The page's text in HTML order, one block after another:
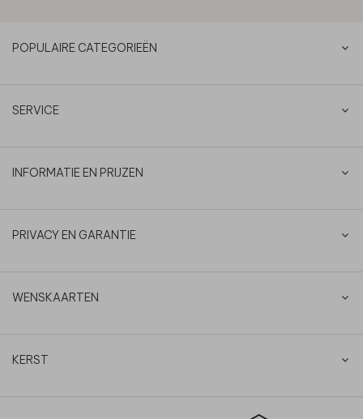
POPULAIRE CATEGORIEËN
SERVICE
INFORMATIE EN PRIJZEN
PRIVACY EN GARANTIE
WENSKAARTEN
KERST